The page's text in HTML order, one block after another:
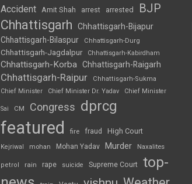
Accident Amit Shah arrest arrested BJP
Chhattisgarh
Chhattisgarh-Bijapur
Chhattisgarh-Bilaspur
Chhattisgarh-Durg
Chhattisgarh-Jagdalpur Chhattisgarh-Kabirdham
Chhattisgarh-Korba Chhattisgarh-Raigarh
Chhattisgarh-Raipur
Chhattisgarh-Sukma
Chief Minister
Chief Minister Dr. Yadav Chief Minister
Sai CM Congress dprcg
featured fire fraud High Court
Kejriwal mohan Mohan Yadav Murder Naxalites
petrol rain rape suicide Supreme Court top-